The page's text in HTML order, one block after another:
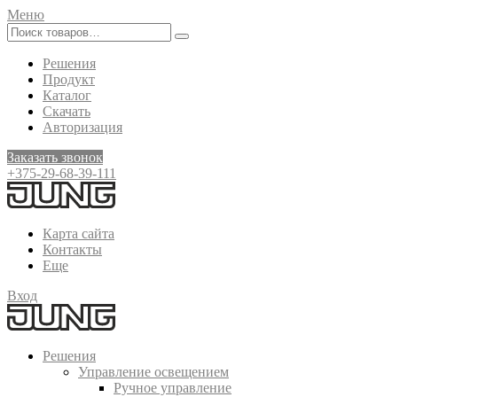
Меню
Решения
Продукт
Каталог
Скачать
Авторизация
Заказать звонок
+375-29-68-39-111
Карта сайта
Контакты
Еще
Вход
Решения
Управление освещением
Ручное управление